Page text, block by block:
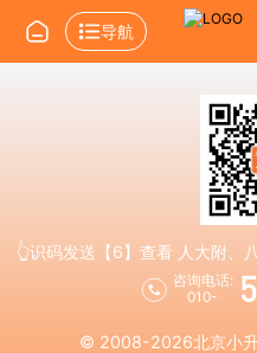
导航
👆识码发送【6】查看 人大附、
咨询电话:
010-
© 2008-2026北京小